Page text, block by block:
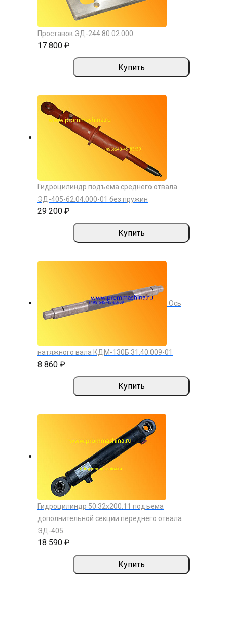
Проставок ЭД-244 80.02.000
17 800 ₽
Купить
Гидроцилиндр подъема среднего отвала
ЭД-405-62.04.000-01 без пружин
29 200 ₽
Купить
Ось
натяжного вала КДМ-130Б 31.40.009-01
8 860 ₽
Купить
Гидроцилиндр 50.32х200.11 подъема
дополнительной секции переднего отвала
ЭД-405
18 590 ₽
Купить